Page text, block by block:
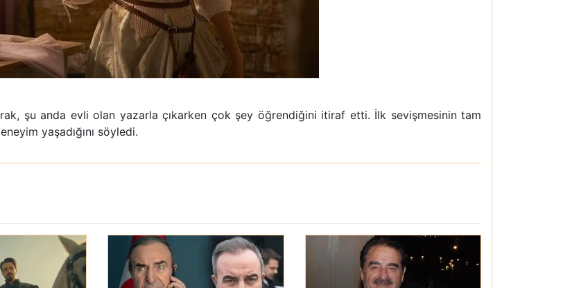
şu anda evli olan yazarla çıkarken çok şey öğrendiğini itiraf etti. İlk sevişmesinin tam
yaşadığını söyledi.